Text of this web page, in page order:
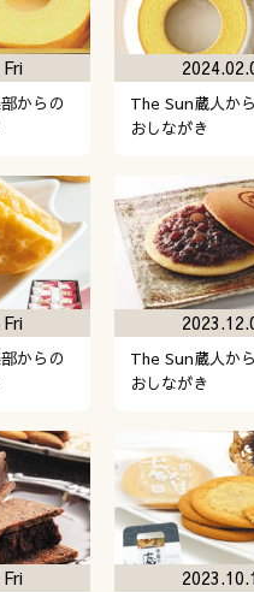
からの
The Sun蔵人か
おしながき
からの
The Sun蔵人か
おしながき